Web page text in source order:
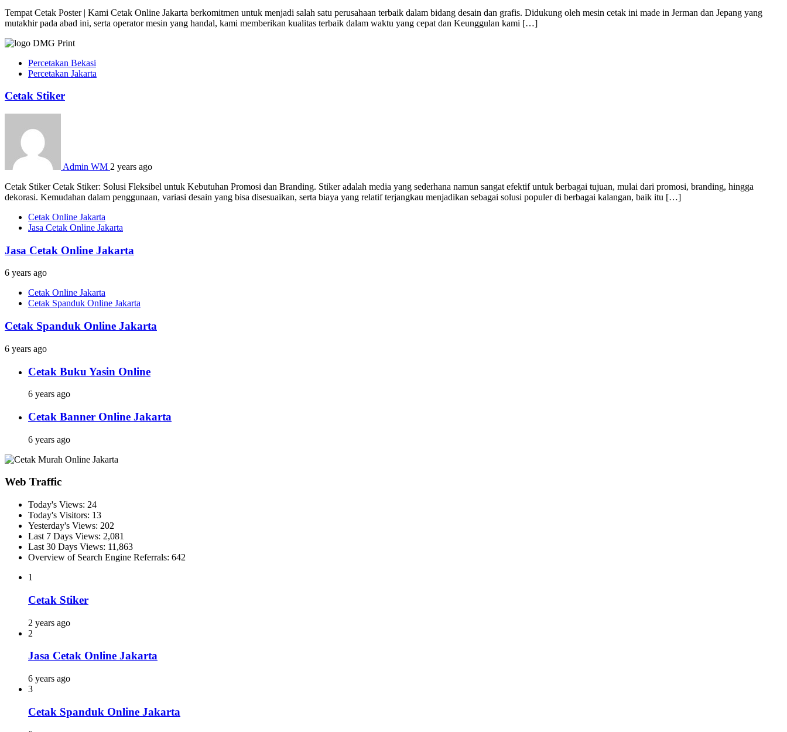
Tempat Cetak Poster | Kami Cetak Online Jakarta berkomitmen untuk menjadi salah satu perusahaan terbaik dalam bidang desain dan grafis. Didukung oleh mesin cetak ini made in Jerman dan Jepang yang
mutakhir pada abad ini, serta operator mesin yang handal, kami memberikan kualitas terbaik dalam waktu yang cepat dan Keunggulan kami […]
Percetakan Bekasi
Percetakan Jakarta
Cetak Stiker
Admin WM 2 years ago
Cetak Stiker Cetak Stiker: Solusi Fleksibel untuk Kebutuhan Promosi dan Branding. Stiker adalah media yang sederhana namun sangat efektif untuk berbagai tujuan, mulai dari promosi, branding, hingga
dekorasi. Kemudahan dalam penggunaan, variasi desain yang bisa disesuaikan, serta biaya yang relatif terjangkau menjadikan sebagai solusi populer di berbagai kalangan, baik itu […]
Cetak Online Jakarta
Jasa Cetak Online Jakarta
Jasa Cetak Online Jakarta
6 years ago
Cetak Online Jakarta
Cetak Spanduk Online Jakarta
Cetak Spanduk Online Jakarta
6 years ago
Cetak Buku Yasin Online
6 years ago
Cetak Banner Online Jakarta
6 years ago
Web Traffic
Today's Views: 24
Today's Visitors: 13
Yesterday's Views: 202
Last 7 Days Views: 2,081
Last 30 Days Views: 11,863
Overview of Search Engine Referrals: 642
1
Cetak Stiker
2 years ago
2
Jasa Cetak Online Jakarta
6 years ago
3
Cetak Spanduk Online Jakarta